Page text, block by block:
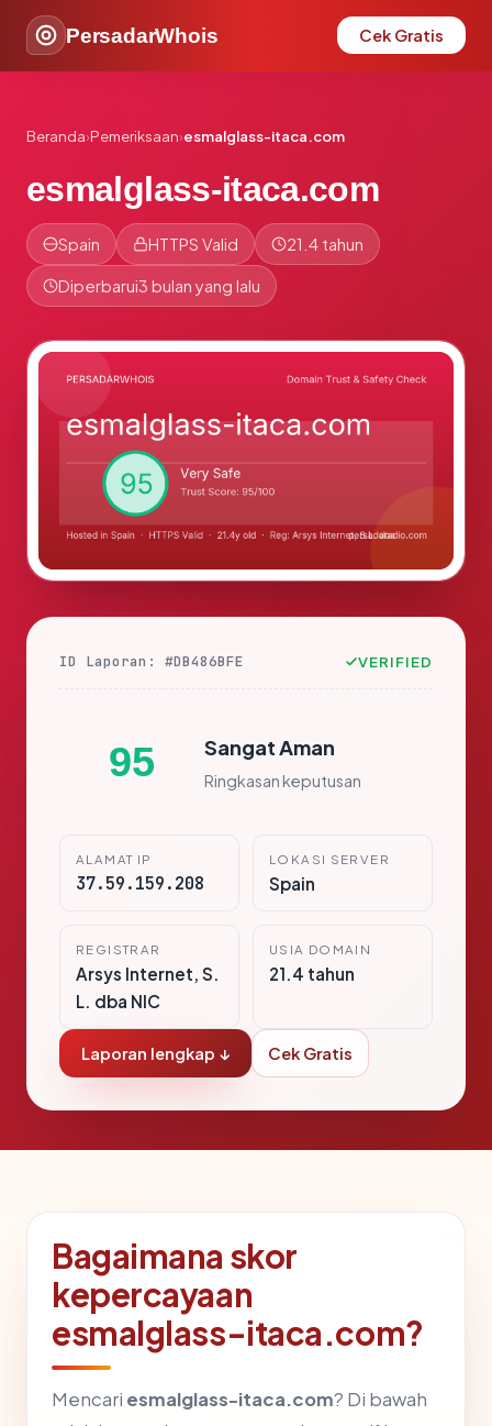
PersadarWhois Cek Gratis
Beranda›Pemeriksaan›esmalglass-itaca.com
esmalglass-itaca.com
Spain HTTPS Valid 21.4 tahun
Diperbarui3 bulan yang lalu
ID Laporan: #DB486BFE VERIFIED
95 Sangat Aman
Ringkasan keputusan
ALAMAT IP
37.59.159.208
LOKASI SERVER
Spain
REGISTRAR
Arsys Internet, S.
L. dba NIC
USIA DOMAIN
21.4 tahun
Laporan lengkap ↓ Cek Gratis
Bagaimana skor
kepercayaan
esmalglass-itaca.com?
Mencari esmalglass-itaca.com? Di bawah